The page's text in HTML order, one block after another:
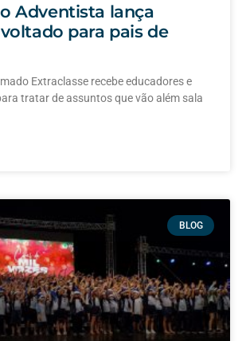
Adventista lança
para pais de
Extraclasse recebe educadores e
tratar de assuntos que vão além sala
BLOG